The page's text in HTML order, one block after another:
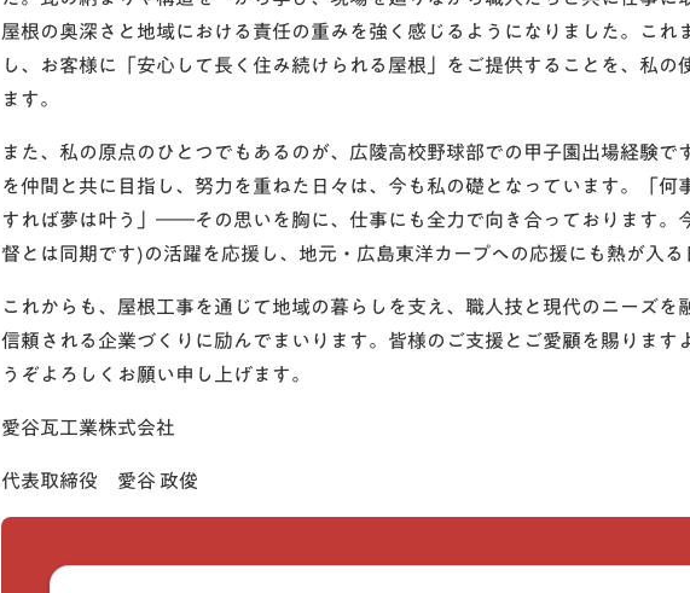
屋根の奥深さと地域における責任の重みを強く感じるようになりました。これ
し、お客様に「安心して長く住み続けられる屋根」をご提供することを、私の
ます。
また、私の原点のひとつでもあるのが、広陵高校野球部での甲子園出場経験で
を仲間と共に目指し、努力を重ねた日々は、今も私の礎となっています。「何
すれば夢は叶う」――その思いを胸に、仕事にも全力で向き合っております。
督とは同期です)の活躍を応援し、地元・広島東洋カープへの応援にも熱が入
これからも、屋根工事を通じて地域の暮らしを支え、職人技と現代のニーズを
信頼される企業づくりに励んでまいります。皆様のご支援とご愛顧を賜ります
うぞよろしくお願い申し上げます。
愛谷瓦工業株式会社
代表取締役 愛谷 政俊